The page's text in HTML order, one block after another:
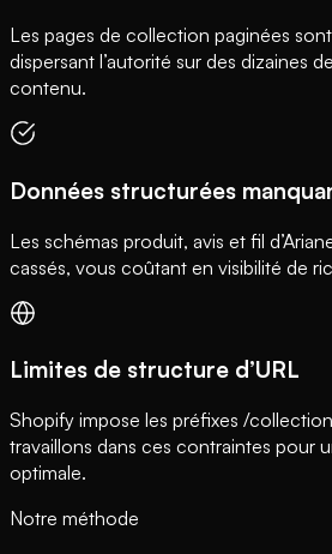
Les pages de collection paginées
dispersant l’autorité sur des dizaines
contenu.
Données structurées
Les schémas produit, avis et fil
cassés, vous coûtant en visibilité de
Limites de structure d’URL
Shopify impose les préfixes /
travaillons dans ces contraintes pour
optimale.
Notre méthode